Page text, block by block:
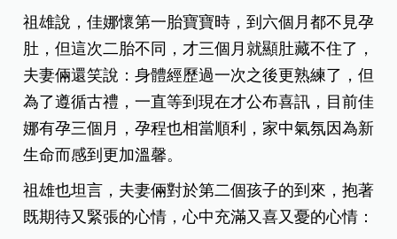
內內要當姊姊了，佳娜二胎肚子「藏不
住」
祖雄說，佳娜懷第一胎寶寶時，到六個月都不見孕